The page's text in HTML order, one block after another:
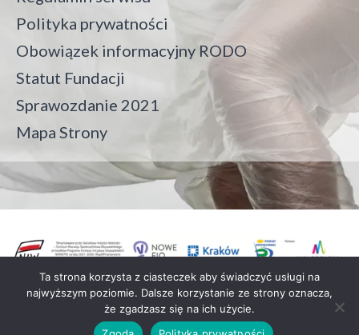
Polityka prywatności
Obowiązek informacyjny RODO
Statut Fundacji
Sprawozdanie 2021
Mapa Strony
Fundacja Crush On Trash all rights reserved
Ta strona korzysta z ciasteczek aby świadczyć usługi na
najwyższym poziomie. Dalsze korzystanie ze strony oznacza,
że zgadzasz się na ich użycie.